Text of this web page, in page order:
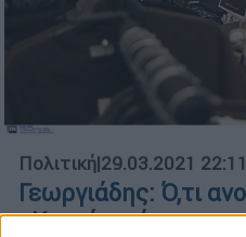
Πολιτική|29.03.2021 22:11
Γεωργιάδης: Ό,τι
- Κοντά το άνοιγμα